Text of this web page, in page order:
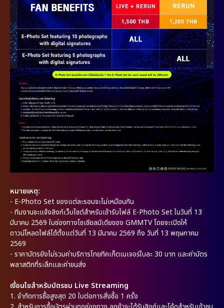
หมายเหตุ:
- E-Photo Set ของแต่ละรอบจะไม่เหมือนกัน
- ทีมงานจะแจ้งลิงก์เว็บไซต์สำหรับเข้ารับไฟล์ E-Photo Set ในวันที่ 13
มีนาคม 2569 ในช่องทางโซเชียลมีเดียของ GMMTV โดยจะเปิดให้
ดาวน์โหลดไฟล์ได้ตั้งแต่วันที่ 13 มีนาคม 2569 ถึง วันที่ 13 พฤษภาคม
2569
- ราคาบัตรยังไม่รวมค่าบริการไทยทิคเก็ตเมเจอร์ใบละ 30 บาท และค่าบัตร
พลาสติกที่ระลึกและค่าขนส่ง
เงื่อนไขสำหรับบัตรชม Live Streaming
1. จำกัดการซื้อสูงสุด 20 ใบต่อการสั่งซื้อ 1 ครั้ง